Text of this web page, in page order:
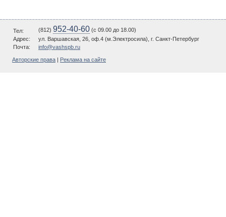
Тел: (812) 952-40-60 (c 09.00 до 18.00)
Адрес:
ул. Варшавская, 26, оф.4 (м.Электросила), г. Санкт-Петербург
Почта:
info@vashspb.ru
Авторские права Реклама на сайте